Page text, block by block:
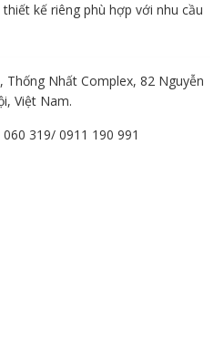
kế riêng phù hợp với nhu cầu
Thống Nhất Complex, 82 Nguyễn
Việt Nam.
319/ 0911 190 991